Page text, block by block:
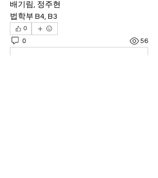
배기림, 정주현
법학부 B4, B3
0
0 56